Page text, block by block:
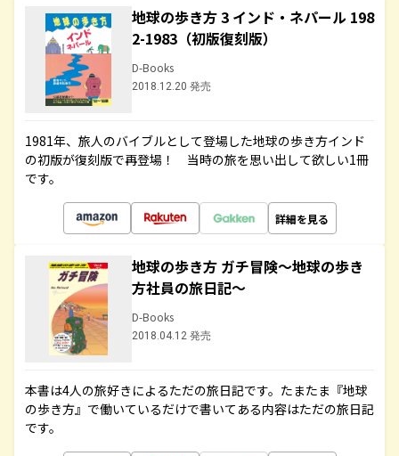
地球の歩き方 3 インド・ネパール 198
2-1983（初版復刻版）
D-Books
2018.12.20 発売
1981年、旅人のバイブルとして登場した地球の歩き方インド
の初版が復刻版で再登場！ 当時の旅を思い出して欲しい1冊
です。
詳細を見る
地球の歩き方 ガチ冒険～地球の歩き
方社員の旅日記～
D-Books
2018.04.12 発売
本書は4人の旅好きによるただの旅日記です。たまたま『地球
の歩き方』で働いているだけで書いてある内容はただの旅日記
です。